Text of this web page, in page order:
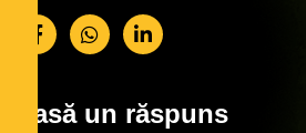
Lasă un răspuns